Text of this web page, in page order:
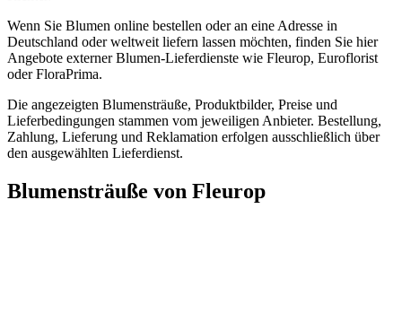
Wenn Sie Blumen online bestellen oder an eine Adresse in
Deutschland oder weltweit liefern lassen möchten, finden Sie hier
Angebote externer Blumen-Lieferdienste wie Fleurop, Euroflorist
oder FloraPrima.
Die angezeigten Blumensträuße, Produktbilder, Preise und
Lieferbedingungen stammen vom jeweiligen Anbieter. Bestellung,
Zahlung, Lieferung und Reklamation erfolgen ausschließlich über
den ausgewählten Lieferdienst.
Blumensträuße von Fleurop